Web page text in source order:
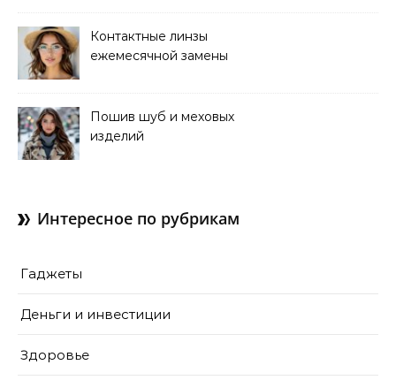
Контактные линзы
ежемесячной замены
Пошив шуб и меховых
изделий
Интересное по рубрикам
Гаджеты
Деньги и инвестиции
Здоровье